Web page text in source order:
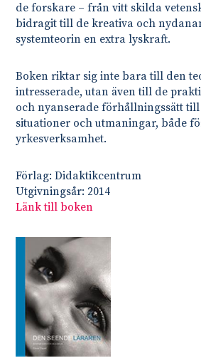
de forskare – från vitt skilda
bidragit till de kreativa och
systemteorin en extra lyskraft.
Boken riktar sig inte bara till den
intresserade, utan även till de
och nyanserade förhållningssätt
situationer och utmaningar, både
yrkesverksamhet.
Förlag: Didaktikcentrum
Utgivningsår: 2014
Länk till boken